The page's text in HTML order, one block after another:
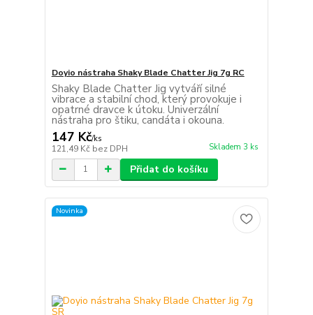
Doyio nástraha Shaky Blade Chatter Jig 7g RC
Shaky Blade Chatter Jig vytváří silné
vibrace a stabilní chod, který provokuje i
opatrné dravce k útoku. Univerzální
nástraha pro štiku, candáta i okouna.
147 Kč/ks
121,49 Kč bez DPH Skladem 3 ks
Přidat do košíku
Novinka